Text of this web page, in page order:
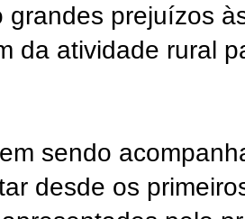
grandes prejuízos
da atividade rural
sendo
desde os